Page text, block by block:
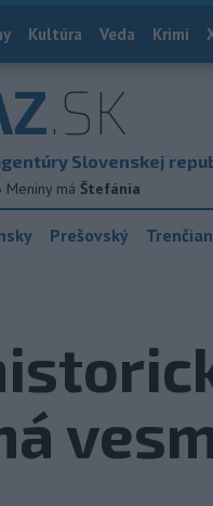
Kultúra Veda Krimi
.SK
Slovenskej
Meniny má Štefánia
Prešovský